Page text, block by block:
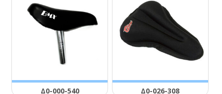
Δ0-000-540 Δ0-026-308